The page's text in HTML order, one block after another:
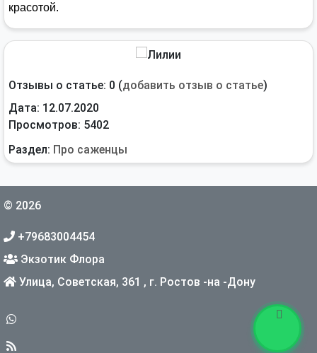
красотой.
Отзывы о статье: 0 (добавить отзыв о статье)
Дата: 12.07.2020
Просмотров: 5402
Раздел: Про саженцы
© 2026
+79683004454
Экзотик Флора
Улица, Советская, 361 , г. Ростов -на -Дону